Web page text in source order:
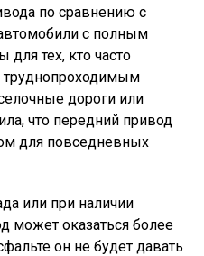
по сравнению с
с полным
тех, кто часто
труднопроходимым
дороги или
что передний привод
для повседневных
или при наличии
может оказаться более
он не будет давать